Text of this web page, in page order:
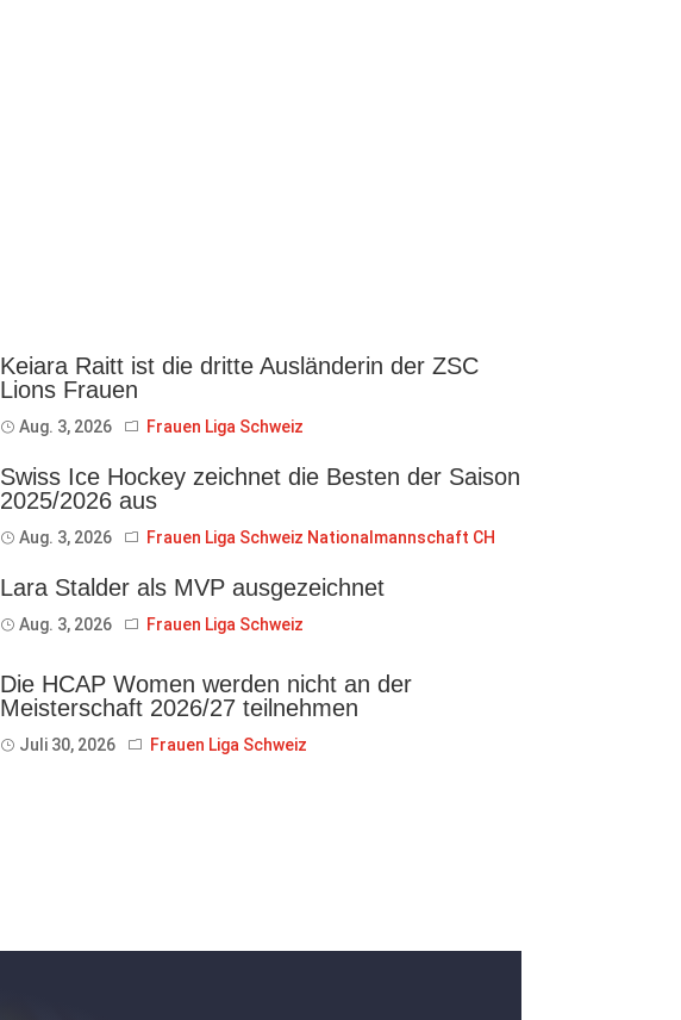
Keiara Raitt ist die dritte Ausländerin der ZSC
Lions Frauen
Aug. 3, 2026 Frauen Liga Schweiz
Swiss Ice Hockey zeichnet die Besten der Saison
2025/2026 aus
Aug. 3, 2026 Frauen Liga Schweiz Nationalmannschaft CH
Lara Stalder als MVP ausgezeichnet
Aug. 3, 2026 Frauen Liga Schweiz
Die HCAP Women werden nicht an der
Meisterschaft 2026/27 teilnehmen
Juli 30, 2026 Frauen Liga Schweiz